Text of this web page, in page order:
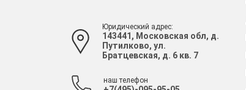
Юридический адрес:
143441, Московская обл, д.
Путилково, ул.
Братцевская, д. 6 кв. 7
наш телефон